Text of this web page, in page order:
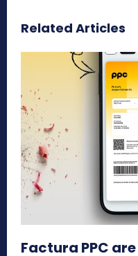
Related Articles
Factura PPC